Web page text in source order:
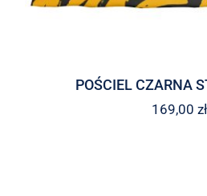
POŚCIEL CZARNA
169,00 zł